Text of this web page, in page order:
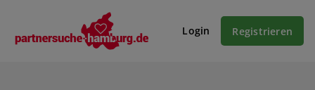
Login Registrieren